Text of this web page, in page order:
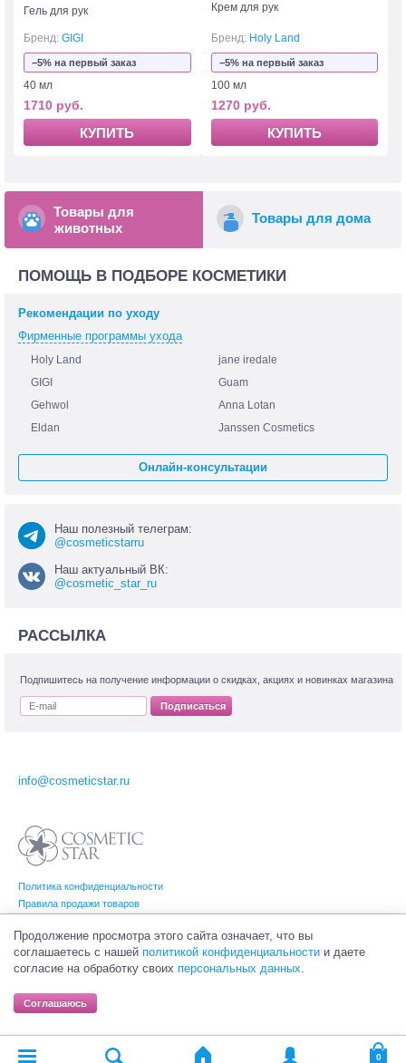
Гель для рук
Бренд: GIGI
−5% на первый заказ
40 мл
1710 руб.
КУПИТЬ
Крем для рук
Бренд: Holy Land
−5% на первый заказ
100 мл
1270 руб.
КУПИТЬ
Товары для
животных
Товары для дома
ПОМОЩЬ В ПОДБОРЕ КОСМЕТИКИ
Рекомендации по уходу
Фирменные программы ухода
Holy Land
jane iredale
GIGI
Guam
Gehwol
Anna Lotan
Eldan
Janssen Cosmetics
Онлайн-консультации
Наш полезный телеграм:
@cosmeticstarru
Наш актуальный ВК:
@cosmetic_star_ru
РАССЫЛКА
Подпишитесь на получение информации о скидках, акциях и новинках магазина
Подписаться
Политика конфиденциальности
Правила продажи товаров
info@cosmeticstar.ru
(Косметик Стар). Все права на товарные знаки принадлежат их законным
владельцам.
Продолжение просмотра этого сайта означает, что вы
соглашаетесь с нашей политикой конфиденциальности и даете
согласие на обработку своих персональных данных.
Соглашаюсь